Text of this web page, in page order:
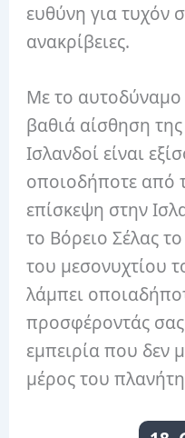
ευθύνη για τυχόν
ανακρίβειες.
Με το αυτοδύναμο
βαθιά αίσθηση της
Ισλανδοί είναι
οποιοδήποτε από
επίσκεψη στην
το Βόρειο Σέλας
του μεσονυχτίου
λάμπει
προσφέροντάς σας
εμπειρία που δεν
μέρος του